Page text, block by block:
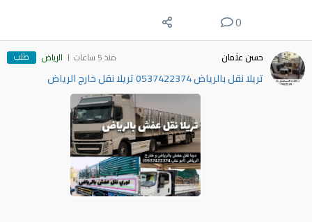
0
حسن عثمان منذ 5 ساعات الرياض طلب
تريلا نقل بالرياض 0537422374 تريلا نقل خارج الرياض